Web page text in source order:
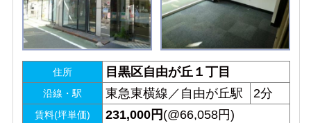
住所 目黒区自由が丘１丁目
沿線・駅 東急東横線／自由が丘駅 2分
賃料(坪単価) 231,000円 (@66,058円)